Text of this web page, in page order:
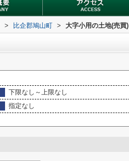
> 比企郡鳩山町 > 大字小用の土地(売買)
下限なし～上限なし
指定なし